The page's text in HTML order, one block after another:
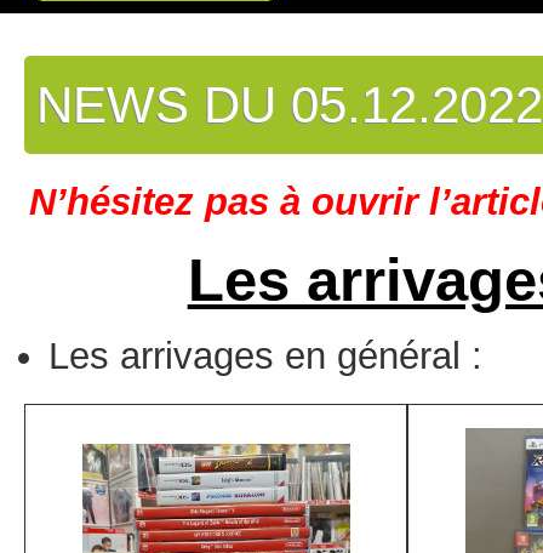
NEWS DU
N’hésitez pas à ouvrir
Les
Les arrivages en général :